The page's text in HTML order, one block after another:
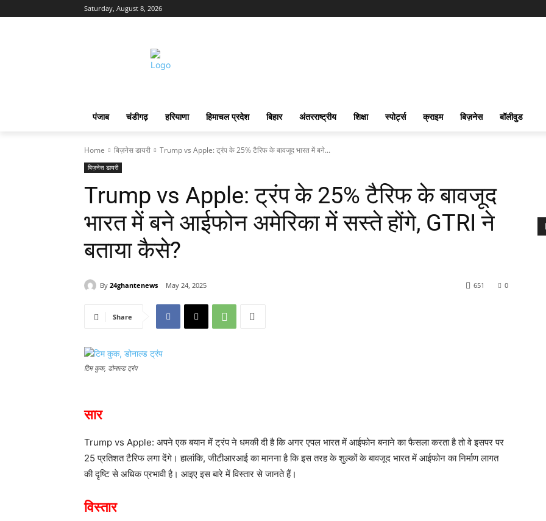
Saturday, August 8, 2026
पंजाब चंडीगढ़ हरियाणा हिमाचल प्रदेश बिहार अंतरराष्ट्रीय शिक्षा स्पोर्ट्स क्राइम बिज़नेस बॉलीवुड
Home बिज़नेस डायरी Trump vs Apple: ट्रंप के 25% टैरिफ के बावजूद भारत में बने...
बिज़नेस डायरी
Trump vs Apple: ट्रंप के 25% टैरिफ के बावजूद
भारत में बने आईफोन अमेरिका में सस्ते होंगे, GTRI ने
बताया कैसे?
By 24ghantenews May 24, 2025 0
651
Share
टिम कुक, डोनाल्ड ट्रंप
सार
Trump vs Apple: अपने एक बयान में ट्रंप ने धमकी दी है कि अगर एपल भारत में आईफोन बनाने का फैसला करता है तो वे इसपर पर
25 प्रतिशत टैरिफ लगा देंगे। हालांकि, जीटीआरआई का मानना है कि इस तरह के शुल्कों के बावजूद भारत में आईफोन का निर्माण लागत
की दृष्टि से अधिक प्रभावी है। आइए इस बारे में विस्तार से जानते हैं।
विस्तार